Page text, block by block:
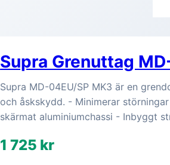
Supra Grenuttag
Supra MD-04EU/SP MK3 är en
och åskskydd. - Minimerar
skärmat aluminiumchassi - Inbyggt
1 725 kr